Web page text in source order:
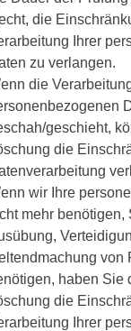
die
Ihrer
zu verlangen.
die
geschieht,
die
wir Ihre
mehr benötigen,
von
haben Sie
die
Ihrer